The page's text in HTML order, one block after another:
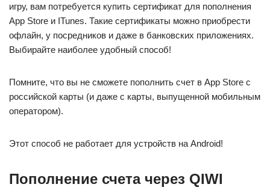
игру, вам потребуется купить сертификат для пополнения
App Store и ITunes. Такие сертификаты можно приобрести
офлайн, у посредников и даже в банковских приложениях.
Выбирайте наиболее удобный способ!
Помните, что вы не сможете пополнить счет в App Store с
российской карты (и даже с карты, выпущенной мобильным
оператором).
Этот способ не работает для устройств на Android!
Пополнение счета через QIWI